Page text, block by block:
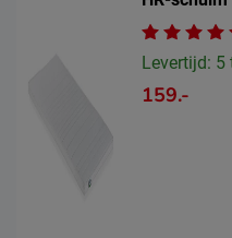
Levertijd: 5
159.-